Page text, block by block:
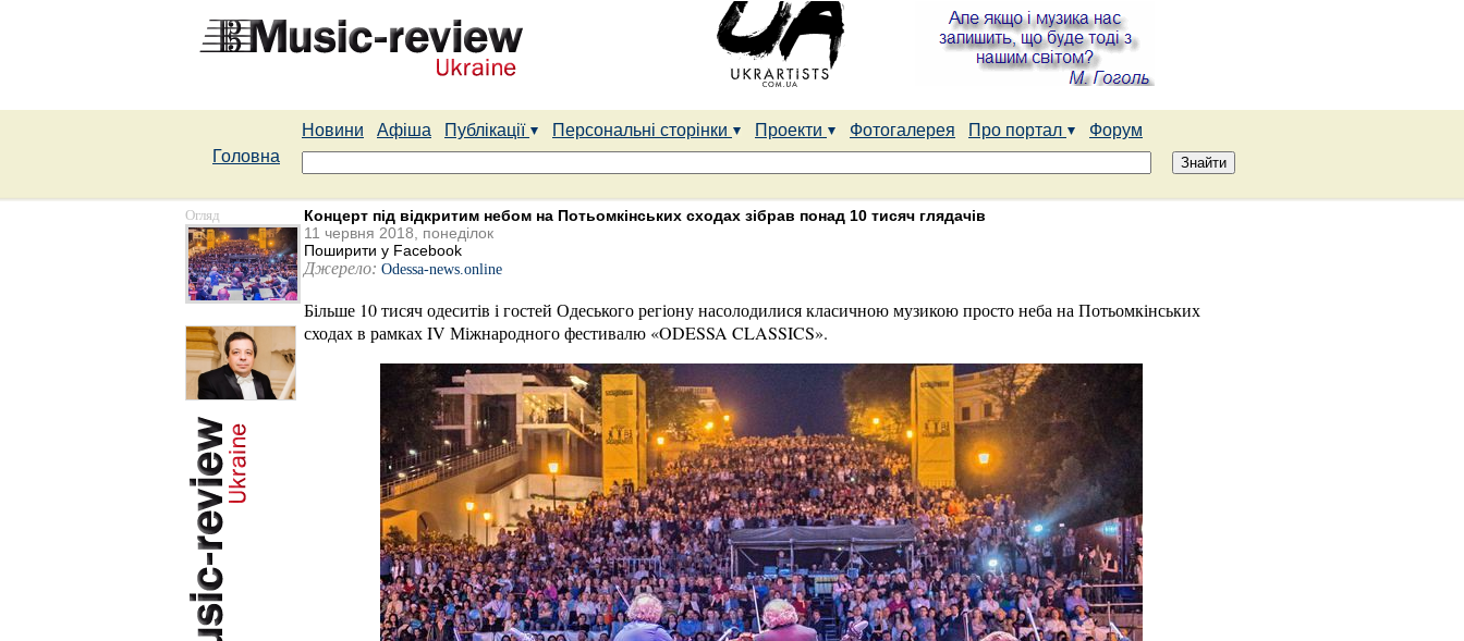
Новини Афіша Публікації Персональні сторінки Проекти Фотогалерея Про портал
Форум
Головна
Огляд
Концерт під відкритим небом на Потьомкінських сходах зібрав понад 10 тисяч глядачів
11 червня 2018, понеділок
Поширити у Facebook
Джерело: Odessa-news.online
Більше 10 тисяч одеситів і гостей Одеського регіону насолодилися класичною музикою просто неба на Потьомкінських
сходах в рамках IV Міжнародного фестивалю «ODESSA CLASSICS».